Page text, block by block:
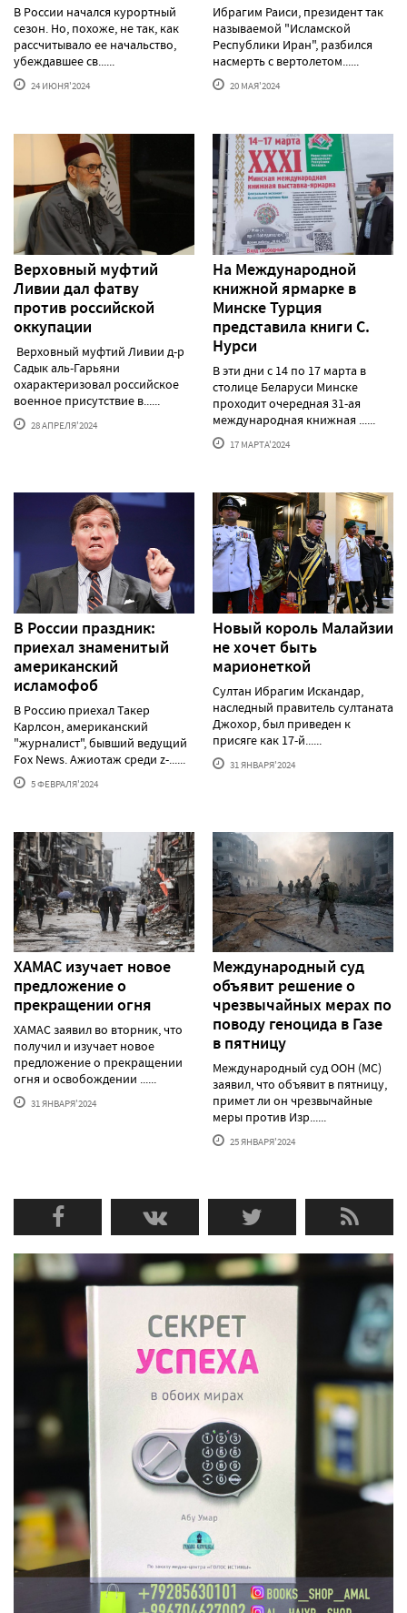
В России начался курортный
сезон. Но, похоже, не так, как
рассчитывало ее начальство,
убеждавшее св......
24 ИЮНЯ'2024
Ибрагим Раиси, президент так
называемой "Исламской
Республики Иран", разбился
насмерть с вертолетом......
20 МАЯ'2024
Верховный муфтий
Ливии дал фатву
против российской
оккупации
Верховный муфтий Ливии д-р
Садык аль-Гарьяни
охарактеризовал российское
военное присутствие в......
28 АПРЕЛЯ'2024
На Международной
книжной ярмарке в
Минске Турция
представила книги С.
Нурси
В эти дни с 14 по 17 марта в
столице Беларуси Минске
проходит очередная 31-ая
международная книжная ......
17 МАРТА'2024
В России праздник:
приехал знаменитый
американский
исламофоб
В Россию приехал Такер
Карлсон, американский
"журналист", бывший ведущий
Fox News. Ажиотаж среди z-......
5 ФЕВРАЛЯ'2024
Новый король Малайзии
не хочет быть
марионеткой
Султан Ибрагим Искандар,
наследный правитель султаната
Джохор, был приведен к
присяге как 17-й......
31 ЯНВАРЯ'2024
ХАМАС изучает новое
предложение о
прекращении огня
ХАМАС заявил во вторник, что
получил и изучает новое
предложение о прекращении
огня и освобождении ......
31 ЯНВАРЯ'2024
Международный суд
объявит решение о
чрезвычайных мерах по
поводу геноцида в Газе
в пятницу
Международный суд ООН (МС)
заявил, что объявит в пятницу,
примет ли он чрезвычайные
меры против Изр......
25 ЯНВАРЯ'2024